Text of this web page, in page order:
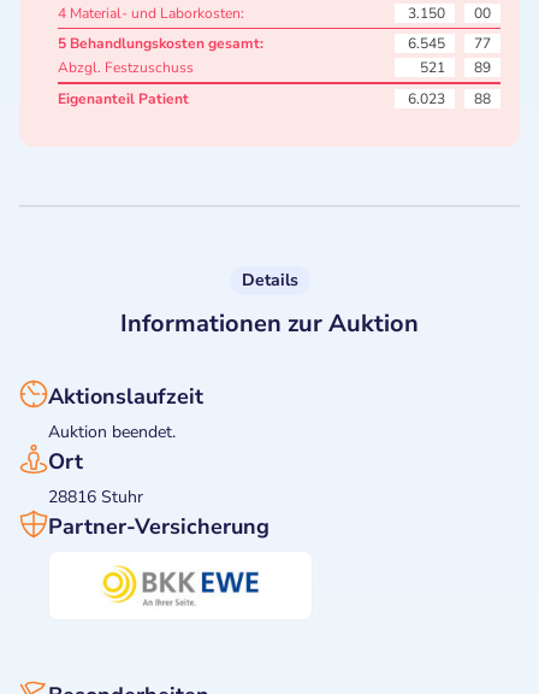
4 Material- und Laborkosten:
3.150
00
5 Behandlungskosten gesamt:
6.545
77
Abzgl. Festzuschuss
521
89
Eigenanteil Patient
6.023 88
Details
Informationen zur Auktion
Aktionslaufzeit
Auktion beendet.
Ort
28816 Stuhr
Partner-Versicherung